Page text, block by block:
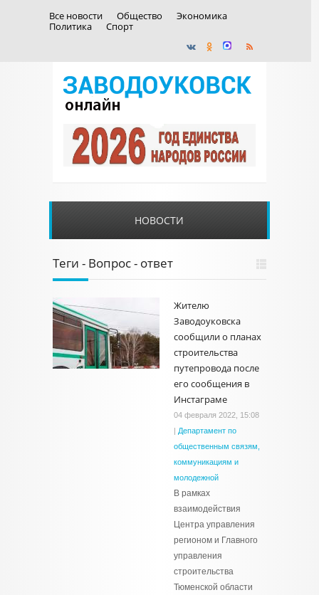
Все новости Общество
Экономика
Политика
Спорт
НОВОСТИ
Теги - Вопрос - ответ
Жителю
Заводоуковска
сообщили о планах
строительства
путепровода после
его сообщения в
Инстаграме
04 февраля 2022, 15:08
| Департамент по
общественным связям,
коммуникациям и
молодежной
В рамках
взаимодействия
Центра управления
регионом и Главного
управления
строительства
Тюменской области